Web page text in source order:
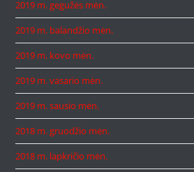
2019 m. gegužės mėn.
2019 m. balandžio mėn.
2019 m. kovo mėn.
2019 m. vasario mėn.
2019 m. sausio mėn.
2018 m. gruodžio mėn.
2018 m. lapkričio mėn.